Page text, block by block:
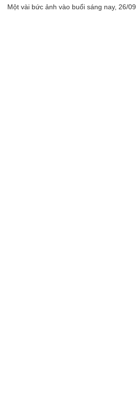
Một vài bức ảnh vào buổi sáng nay, 26/09